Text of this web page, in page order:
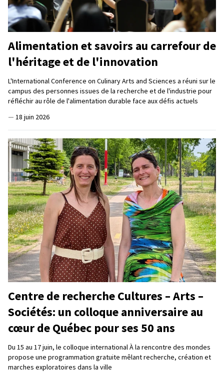
Alimentation et savoirs au carrefour de
l'héritage et de l'innovation
L'International Conference on Culinary Arts and Sciences a réuni sur le
campus des personnes issues de la recherche et de l'industrie pour
réfléchir au rôle de l'alimentation durable face aux défis actuels
— 18 juin 2026
Centre de recherche Cultures – Arts –
Sociétés: un colloque anniversaire au
cœur de Québec pour ses 50 ans
Du 15 au 17 juin, le colloque international À la rencontre des mondes
propose une programmation gratuite mêlant recherche, création et
marches exploratoires dans la ville